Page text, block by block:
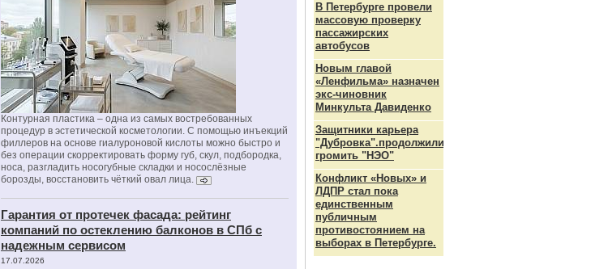
Контурная пластика – одна из самых востребованных
процедур в эстетической косметологии. С помощью инъекций
филлеров на основе гиалуроновой кислоты можно быстро и
без операции скорректировать форму губ, скул, подбородка,
носа, разгладить носогубные складки и носослёзные
борозды, восстановить чёткий овал лица.
Гарантия от протечек фасада: рейтинг
компаний по остеклению балконов в СПб с
надежным сервисом
17.07.2026
В Петербурге провели
массовую проверку
пассажирских
автобусов
Новым главой
«Ленфильма» назначен
экс-чиновник
Минкульта Давиденко
Защитники карьера
"Дубровка".продолжили
громить "НЭО"
Конфликт «Новых» и
ЛДПР стал пока
единственным
публичным
противостоянием на
выборах в Петербурге.